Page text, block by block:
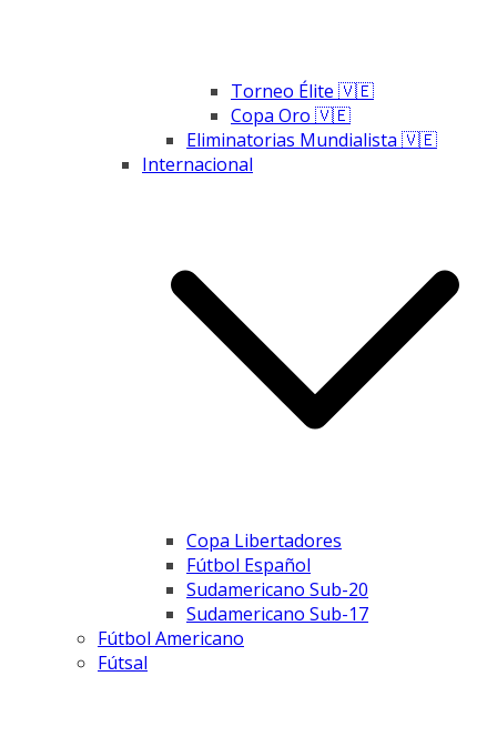
Torneo Élite 🇻🇪
Copa Oro 🇻🇪
Eliminatorias Mundialista 🇻🇪
Internacional
Copa Libertadores
Fútbol Español
Sudamericano Sub-20
Sudamericano Sub-17
Fútbol Americano
Fútsal